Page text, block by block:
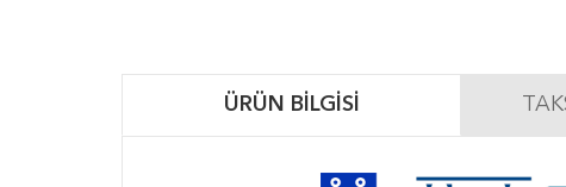
ÜRÜN BILGISI